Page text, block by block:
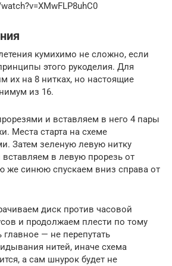
кумихимо не сложно, если
этого рукоделия. Для
их на 8 нитках, но настоящие
из 16.
и вставляем в него 4 пары
Места старта на схеме
Затем зеленую левую нитку
в левую прорезь от
же синюю спускаем вниз справа от
диск против часовой
и продолжаем плести по тому
— не перепутать
нитей, иначе схема
а сам шнурок будет не